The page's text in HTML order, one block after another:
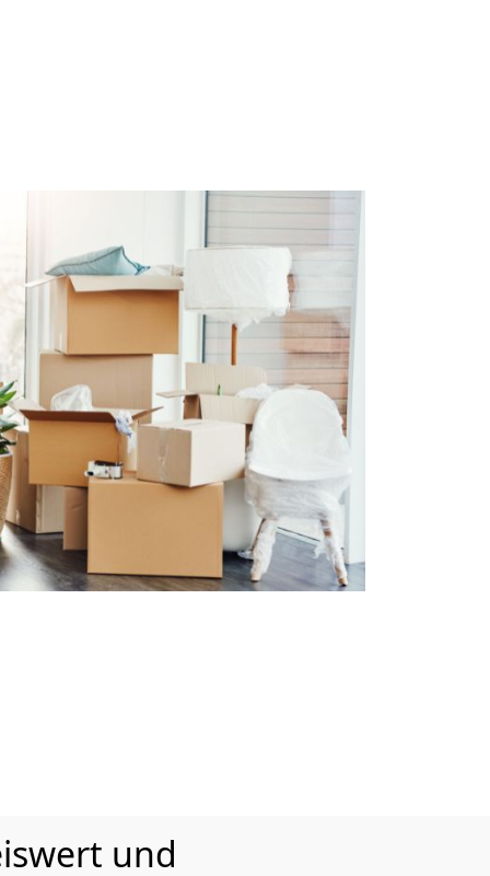
und